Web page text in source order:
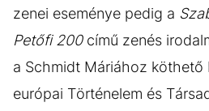
zenei eseménye pedig a
Petőfi 200című zenés
a Schmidt Máriához köthető
európai Történelem és